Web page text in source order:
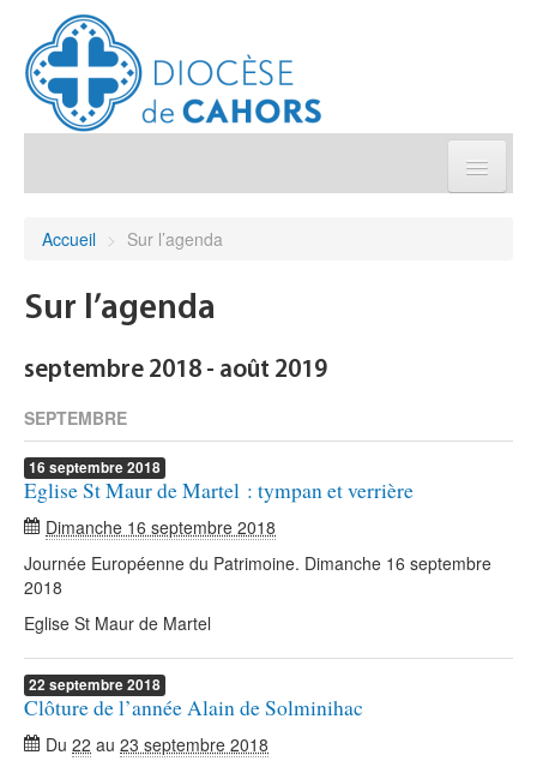
Agenda diocésain
Je donne
Annuaire/Contact
Accueil > Sur l’agenda
Sur l’agenda
septembre 2018 - août 2019
SEPTEMBRE
16 septembre2018
Eglise St Maur de Martel : tympan et verrière
Dimanche 16 septembre 2018
Journée Européenne du Patrimoine. Dimanche 16 septembre
2018
Eglise St Maur de Martel
22 septembre2018
Clôture de l’année Alain de Solminihac
Du 22 au 23 septembre 2018